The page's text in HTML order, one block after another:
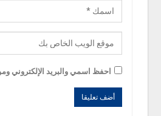
احفظ اسمي والبريد الإلكتروني